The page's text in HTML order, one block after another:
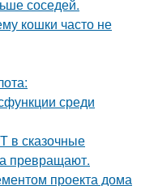
соседей.
кошки часто не
среди
в сказочные
превращают.
проекта дома